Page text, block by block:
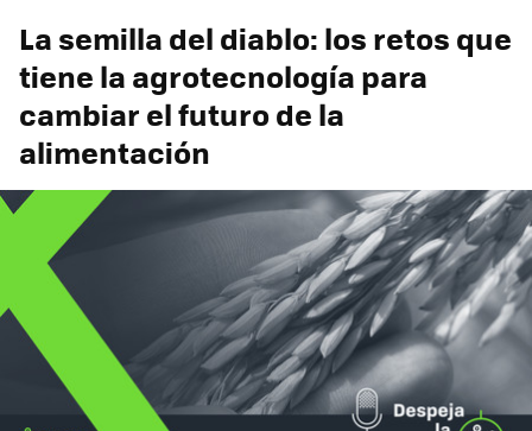
La semilla del diablo: los retos que
tiene la agrotecnología para
cambiar el futuro de la
alimentación